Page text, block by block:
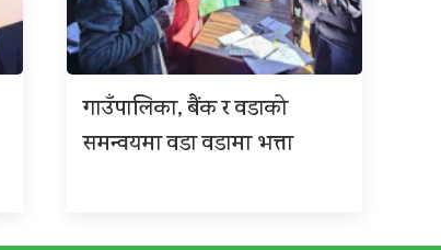
गाउँपालिका, बैंक र वडाको
समन्वयमा वडा वडामा भत्ता